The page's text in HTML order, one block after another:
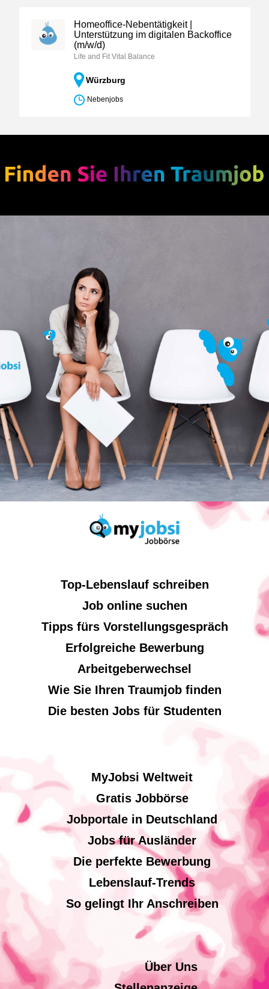
Homeoffice-Nebentätigkeit |
Unterstützung im digitalen Backoffice
(m/w/d)
Life and Fit Vital Balance
Würzburg
Nebenjobs
Top-Lebenslauf schreiben
Job online suchen
Tipps fürs Vorstellungsgespräch
Erfolgreiche Bewerbung
Arbeitgeberwechsel
Wie Sie Ihren Traumjob finden
Die besten Jobs für Studenten
MyJobsi Weltweit
Gratis Jobbörse
Jobportale in Deutschland
Jobs für Ausländer
Die perfekte Bewerbung
Lebenslauf-Trends
So gelingt Ihr Anschreiben
Über Uns